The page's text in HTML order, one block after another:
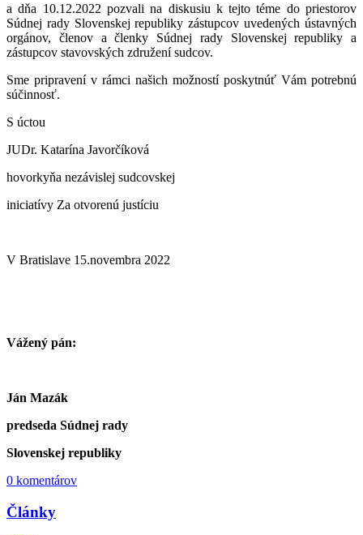
a dňa 10.12.2022 pozvali na diskusiu k tejto téme do priestorov
Súdnej rady Slovenskej republiky zástupcov uvedených ústavných
orgánov, členov a členky Súdnej rady Slovenskej republiky a
zástupcov stavovských združení sudcov.
Sme pripravení v rámci našich možností poskytnúť Vám potrebnú
súčinnosť.
S úctou
JUDr. Katarína Javorčíková
hovorkyňa nezávislej sudcovskej
iniciatívy Za otvorenú justíciu
V Bratislave 15.novembra 2022
Vážený pán:
Ján Mazák
predseda Súdnej rady
Slovenskej republiky
0 komentárov
Články